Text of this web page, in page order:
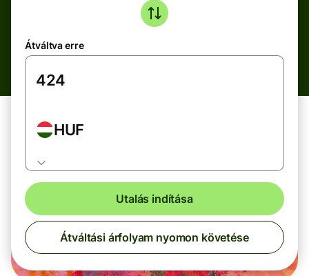
Átváltva erre
HUF
Utalás indítása
Átváltási árfolyam nyomon követése